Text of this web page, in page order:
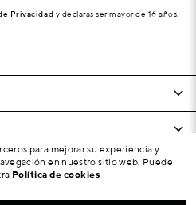
Privacidad y declaras ser mayor de 16 años.
para mejorar su experiencia y
en nuestro sitio web. Puede
Política de cookies